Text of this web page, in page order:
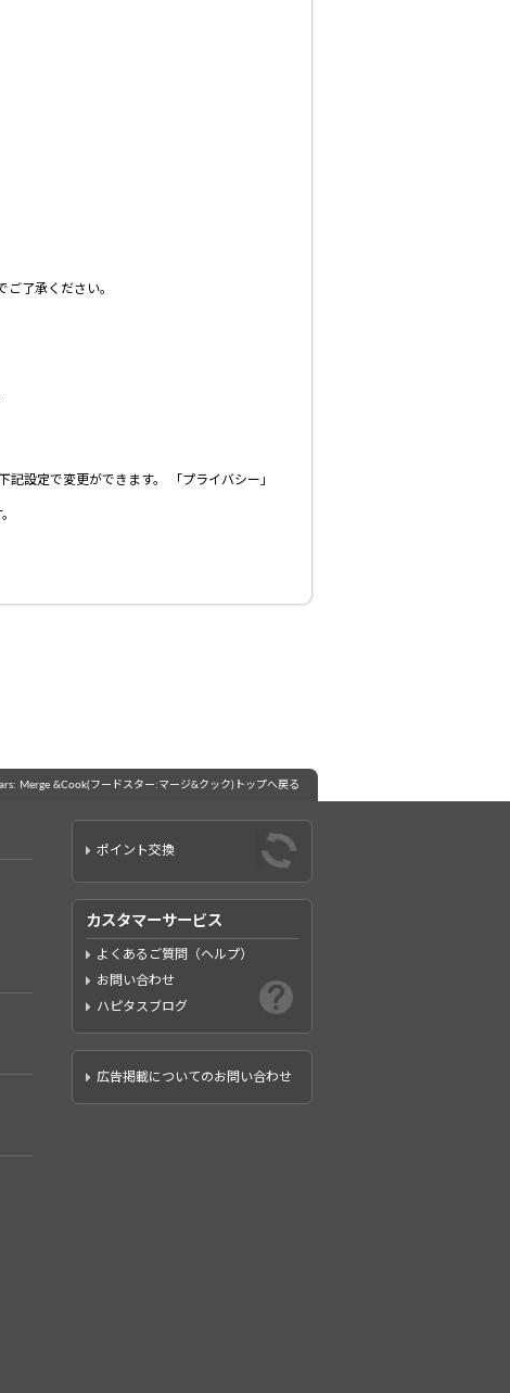
了承ください。
設定で変更ができます。 「プライバシー」
Merge &Cook(フードスター:マージ&クック)トップへ戻る
ポイント交換
カスタマーサービス
よくあるご質問（ヘルプ）
お問い合わせ
ハピタスブログ
広告掲載についてのお問い合わせ